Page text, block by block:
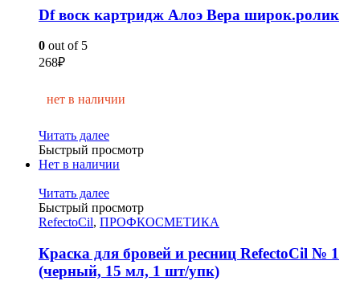
Df воск картридж Алоэ Вера широк.ролик
0 out of 5
268₽
нет в наличии
Читать далее
Быстрый просмотр
Нет в наличии
Читать далее
Быстрый просмотр
RefectoCil, ПРОФКОСМЕТИКА
Краска для бровей и ресниц RefectoCil № 1
(черный, 15 мл, 1 шт/упк)